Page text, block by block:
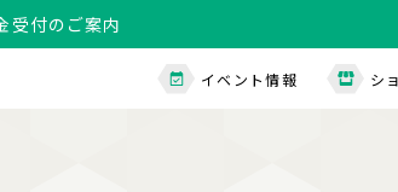
受付のご案内
イベント情報 シ